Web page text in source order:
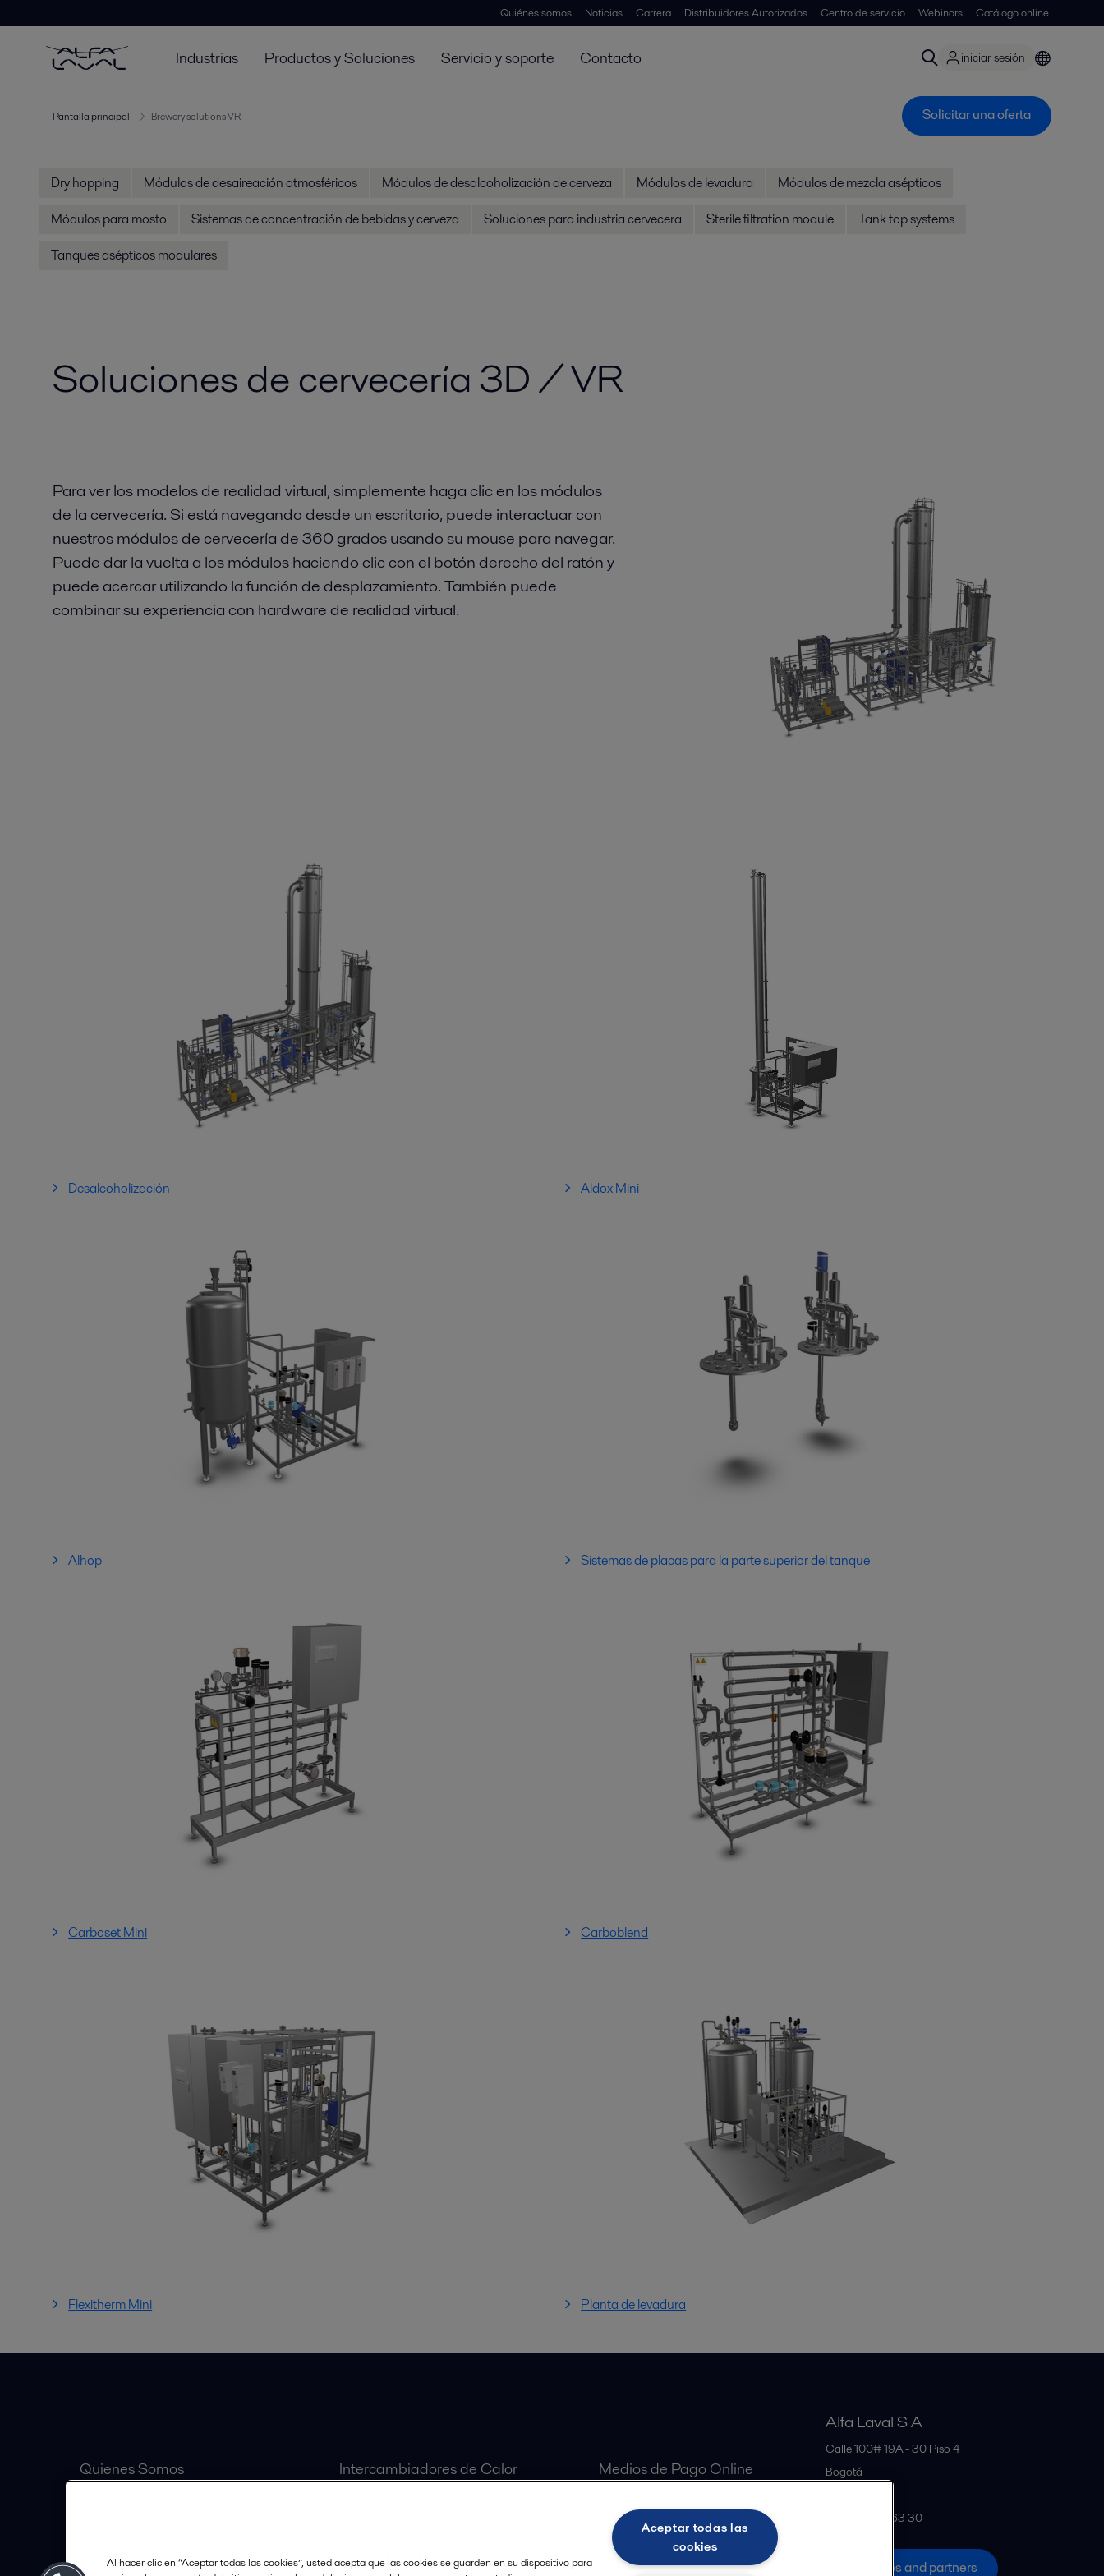
Quiénes somos Noticias Carrera Distribuidores Autorizados Centro de servicio Webinars Catálogo online
Industrias Productos y Soluciones Servicio y soporte Contacto iniciar sesión
Pantalla principal Brewery solutions VR Solicitar una oferta
Dry hopping Módulos de desaireación atmosféricos Módulos de desalcoholización de cerveza Módulos de levadura
Módulos de mezcla asépticos
Módulos para mosto
Sistemas de concentración de bebidas y cerveza Soluciones para industria cervecera Sterile filtration module
Tank top systems
Tanques asépticos modulares
Soluciones de cervecería 3D / VR
Para ver los modelos de realidad virtual, simplemente haga clic en los módulos
de la cervecería. Si está navegando desde un escritorio, puede interactuar con
nuestros módulos de cervecería de 360 ​​grados usando su mouse para navegar.
Puede dar la vuelta a los módulos haciendo clic con el botón derecho del ratón y
puede acercar utilizando la función de desplazamiento. También puede
combinar su experiencia con hardware de realidad virtual.
Desalcoholización Aldox Mini
Alhop Sistemas de placas para la parte superior del tanque
Carboset Mini Carboblend
Flexitherm Mini Planta de levadura
Quienes Somos
Intercambiadores de Calor
Medios de Pago Online
Alfa Laval S A
Calle 100# 19A - 30 Piso 4
Bogotá
+57 601 291 63 30
All offices and partners
Al hacer clic en “Aceptar todas las cookies”, usted acepta que las cookies se guarden en su dispositivo para
Aceptar todas las
cookies